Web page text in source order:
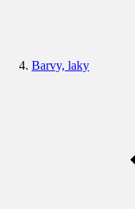
Barvy, laky